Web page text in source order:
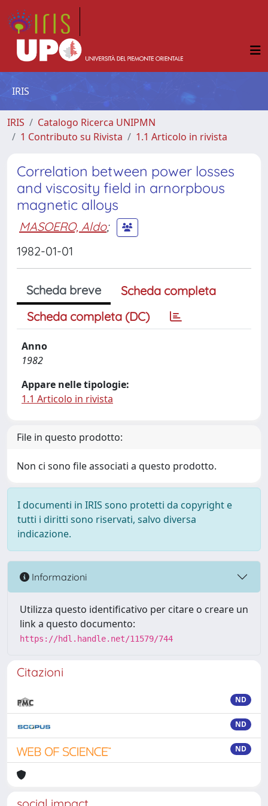
IRIS
IRIS
Catalogo Ricerca UNIPMN
1 Contributo su Rivista
1.1 Articolo in rivista
Correlation between power losses
and viscosity field in arnorpbous
magnetic alloys
MASOERO, Aldo;
1982-01-01
Scheda breve
Scheda completa
Scheda completa (DC)
Anno
1982
Appare nelle tipologie:
1.1 Articolo in rivista
File in questo prodotto:
Non ci sono file associati a questo prodotto.
I documenti in IRIS sono protetti da copyright e
tutti i diritti sono riservati, salvo diversa
indicazione.
Informazioni
Utilizza questo identificativo per citare o creare un
link a questo documento:
https://hdl.handle.net/11579/744
Citazioni
ND
ND
ND